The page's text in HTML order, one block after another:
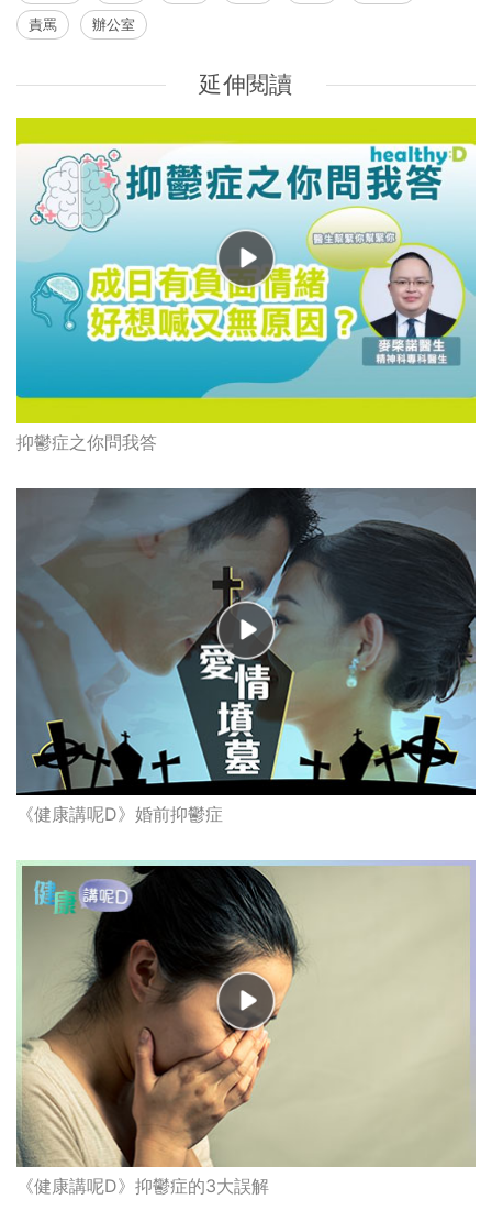
責罵
辦公室
延伸閱讀
抑鬱症之你問我答
《健康講呢D》婚前抑鬱症
《健康講呢D》抑鬱症的3大誤解